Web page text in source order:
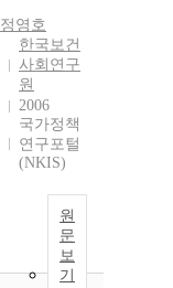
정영호
한국보건
사회연구
원
2006
국가정책
연구포털
(NKIS)
원
문
보
기